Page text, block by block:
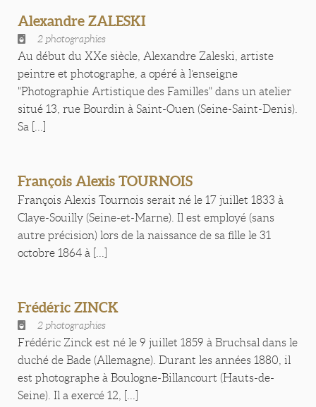
Alexandre ZALESKI
2 photographies
Au début du XXe siècle, Alexandre Zaleski, artiste
peintre et photographe, a opéré à l’enseigne
"Photographie Artistique des Familles" dans un atelier
situé 13, rue Bourdin à Saint-Ouen (Seine-Saint-Denis).
Sa [...]
François Alexis TOURNOIS
François Alexis Tournois serait né le 17 juillet 1833 à
Claye-Souilly (Seine-et-Marne). Il est employé (sans
autre précision) lors de la naissance de sa fille le 31
octobre 1864 à [...]
Frédéric ZINCK
2 photographies
Frédéric Zinck est né le 9 juillet 1859 à Bruchsal dans le
duché de Bade (Allemagne). Durant les années 1880, il
est photographe à Boulogne-Billancourt (Hauts-de-
Seine). Il a exercé 12, [...]